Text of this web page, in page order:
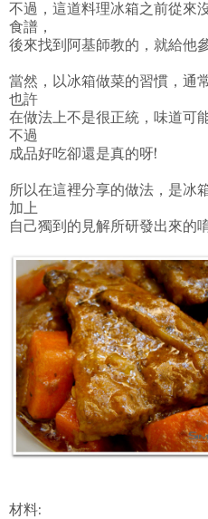
不過，這道料理冰箱之前從來
食譜，
後來找到阿基師教的，就給他
當然，以冰箱做菜的習慣，通
也許
在做法上不是很正統，味道可
不過
成品好吃卻還是真的呀!
所以在這裡分享的做法，是冰
加上
自己獨到的見解所研發出來的唷
材料: